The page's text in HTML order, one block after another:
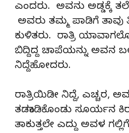
ಎಂದರು. ಅವನು ಅಡ್ಡಕ್ಕೆ
ಅವರು ತಮ್ಮ ಪಾಡಿಗೆ ತಾವು
ಕುಳಿತರು. ರಾತ್ರಿ
ಬಿದ್ದಿದ್ದ ಚಾಪೆಯನ್ನು ಅವನ
ನಿದ್ದೆಹೋದರು.
ರಾತ್ರಿಯಿಡೀ ನಿದ್ದೆ, ಎಚ್ಚರ,
ತಡಕಾಡಿಕೊಂಡು ಸೂರ್ಯನ
ತಾಕುತ್ತಲೇ ಎದ್ದು ಅವಳ